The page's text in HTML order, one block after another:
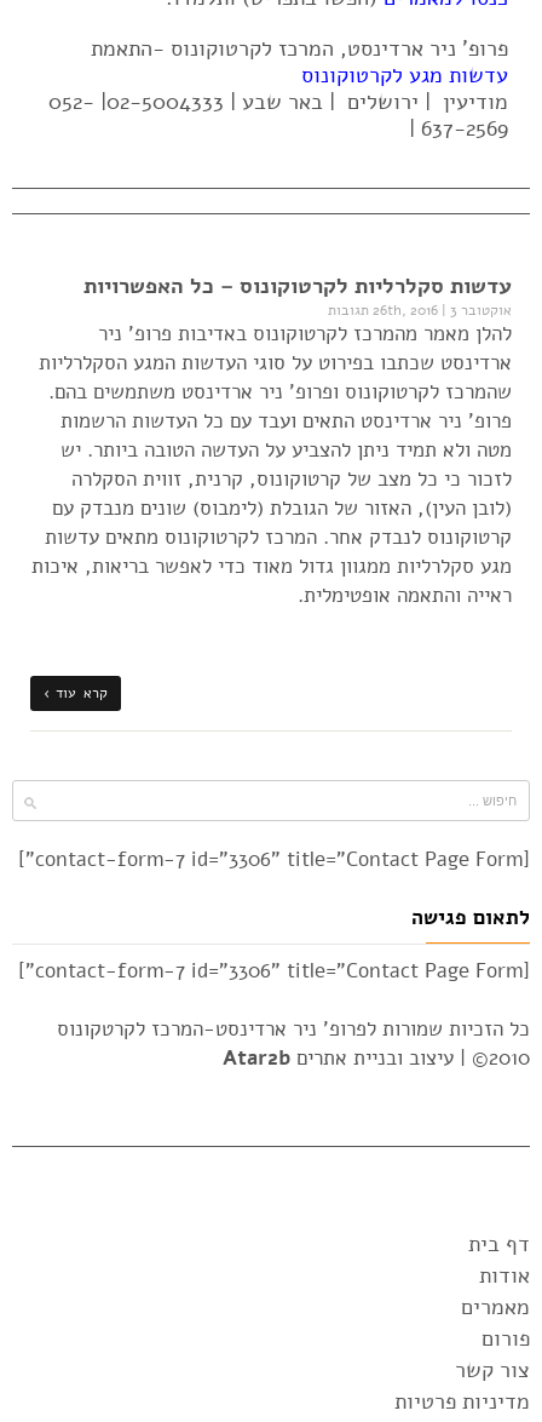
פרופ' ניר ארדינסט, המרכז לקרטוקונוס -התאמת
עדשות מגע לקרטוקונוס
מודיעין | ירושלים | באר שבע | 02-5004333| 052-
637-2569 |
עדשות סקלרליות לקרטוקונוס – כל האפשרויות
אוקטובר 26th, 2016 | 3 תגובות
להלן מאמר מהמרכז לקרטוקונוס באדיבות פרופ' ניר
ארדינסט שכתבו בפירוט על סוגי העדשות המגע הסקלרליות
שהמרכז לקרטוקונוס ופרופ' ניר ארדינסט משתמשים בהם.
פרופ' ניר ארדינסט התאים ועבד עם כל העדשות הרשמות
מטה ולא תמיד ניתן להצביע על העדשה הטובה ביותר. יש
לזכור כי כל מצב של קרטוקונוס, קרנית, זווית הסקלרה
(לובן העין), האזור של הגובלת (לימבוס) שונים מנבדק עם
קרטוקונוס לנבדק אחר. המרכז לקרטוקונוס מתאים עדשות
מגע סקלרליות ממגוון גדול מאוד כדי לאפשר בריאות, איכות
ראייה והתאמה אופטימלית.
קרא עוד ›
[contact-form-7 id="3306" title="Contact Page Form"]
לתאום פגישה
[contact-form-7 id="3306" title="Contact Page Form"]
כל הזכיות שמורות לפרופ' ניר ארדינסט-המרכז לקרטקונוס
2010© |
עיצוב ובניית אתרים Atar2b
דף בית
אודות
מאמרים
פורום
צור קשר
מדיניות פרטיות